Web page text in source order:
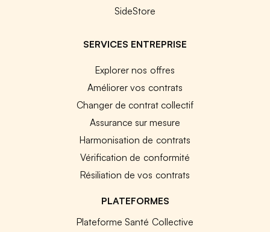
SideStore
SERVICES ENTREPRISE
Explorer nos offres
Améliorer vos contrats
Changer de contrat collectif
Assurance sur mesure
Harmonisation de contrats
Vérification de conformité
Résiliation de vos contrats
PLATEFORMES
Plateforme Santé Collective